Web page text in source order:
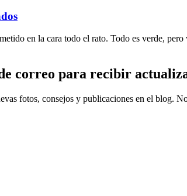
en la cara todo el rato. Todo es verde,
correo para recibir
fotos, consejos y publicaciones en el blog.